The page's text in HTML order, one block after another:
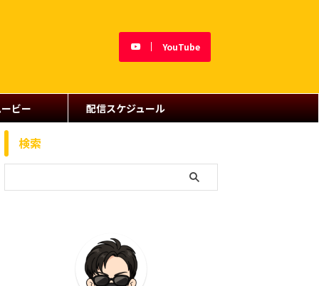
YouTube
ビー 配信スケジュール
検索